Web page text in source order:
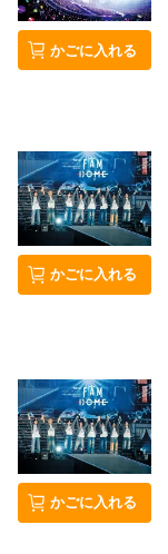
かごに入れる
かごに入れる
かごに入れる